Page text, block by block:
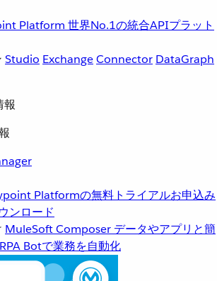
Platform 世界No.1の統合APIプラット
Studio ExchangeConnector DataGraph
報
Platformの無料トライアルお申込み
ンロード
MuleSoft Composer データやアプリと簡
Botで業務を自動化